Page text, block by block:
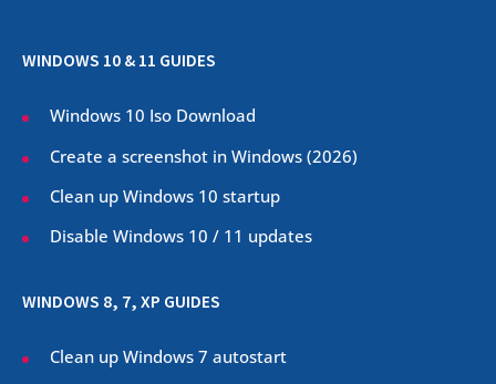
WINDOWS 10 & 11 GUIDES
Windows 10 Iso Download
Create a screenshot in Windows (2026)
Clean up Windows 10 startup
Disable Windows 10 / 11 updates
WINDOWS 8, 7, XP GUIDES
Clean up Windows 7 autostart